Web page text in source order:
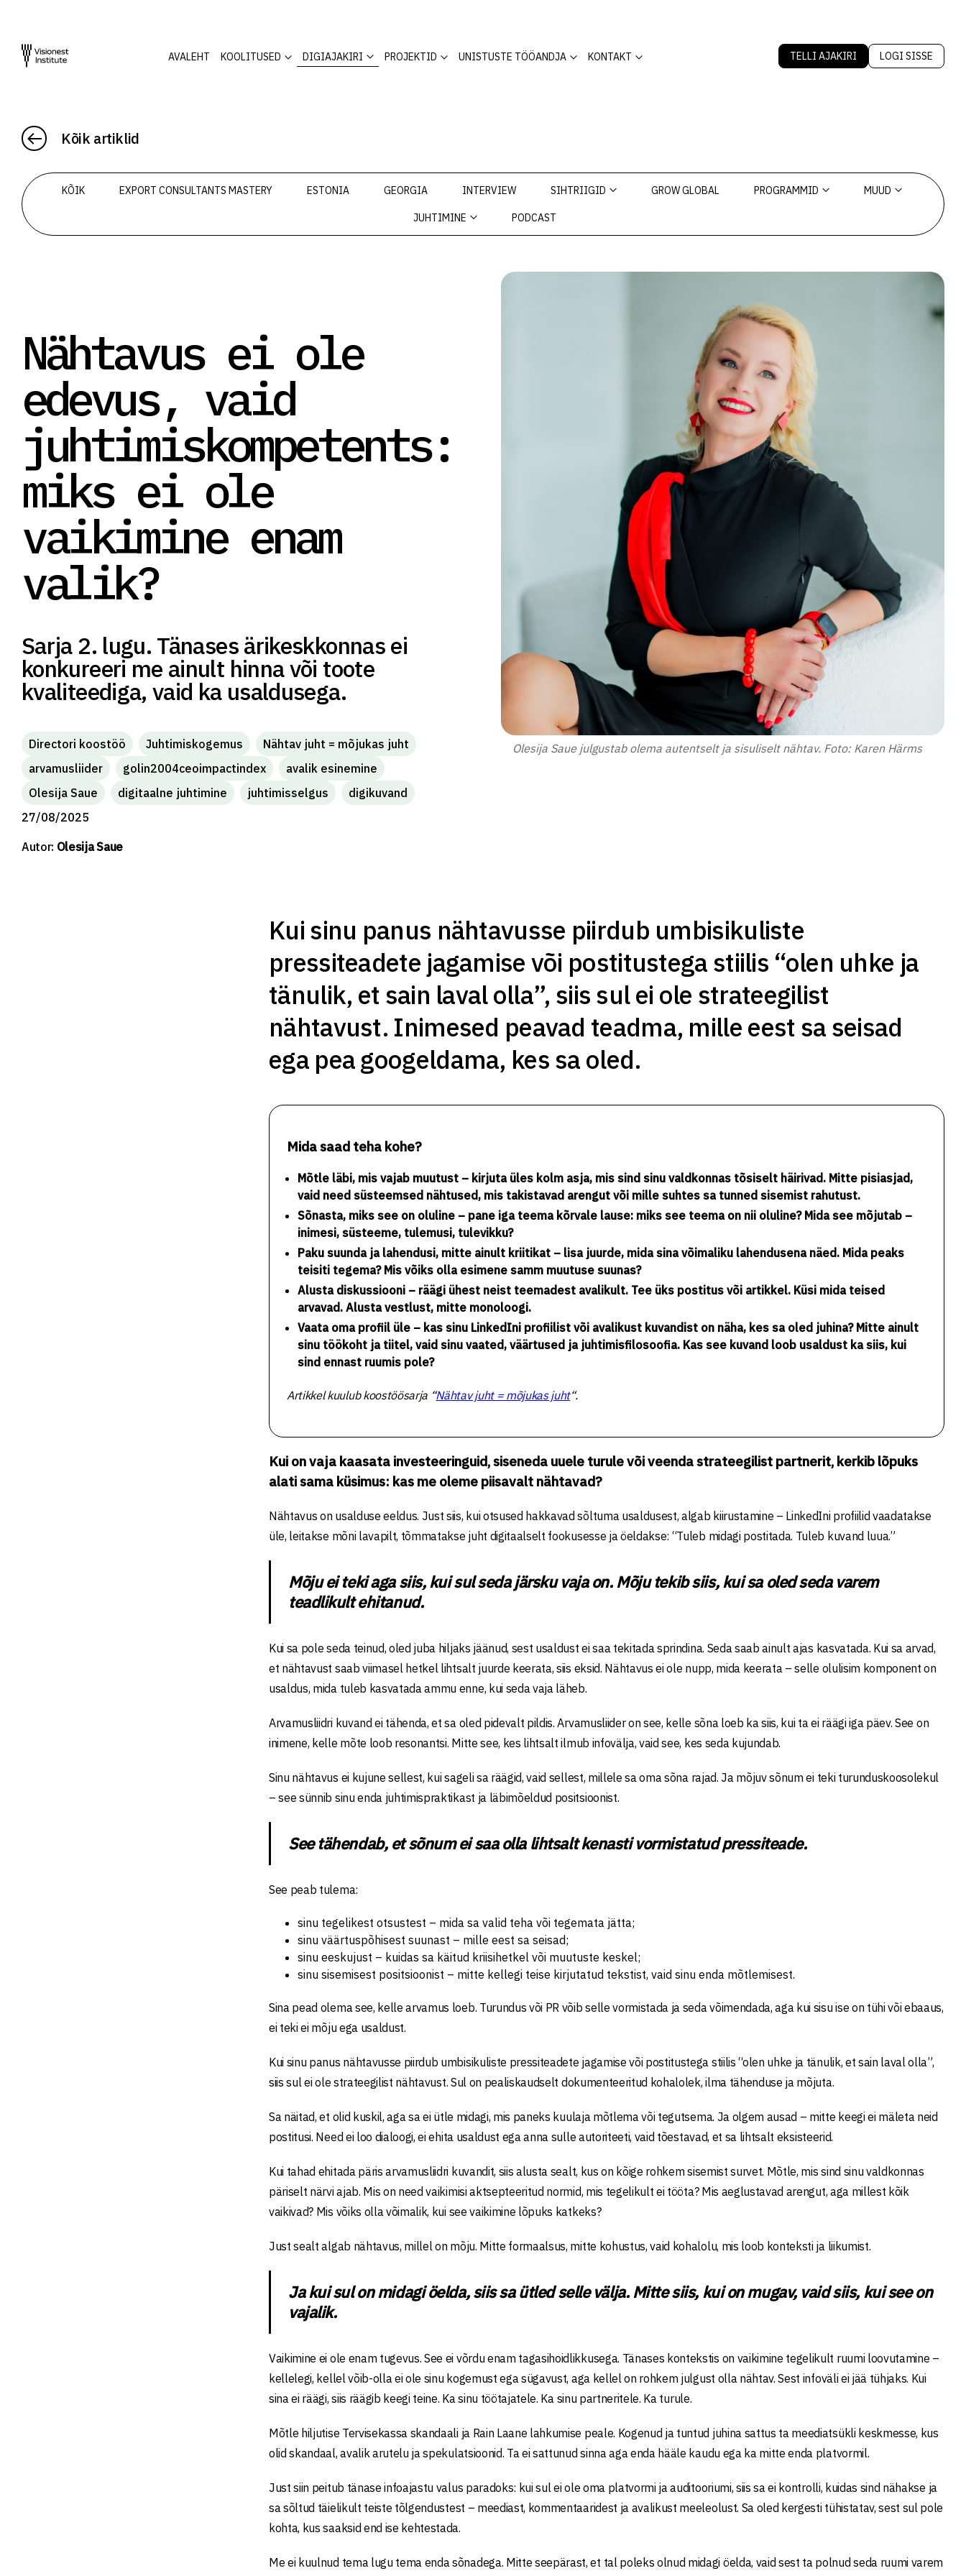
AVALEHT KOOLITUSED DIGIAJAKIRI PROJEKTID UNISTUSTE TÖÖANDJA KONTAKT TELLI AJAKIRI LOGI SISSE
Kõik artiklid
KÕIK EXPORT CONSULTANTS MASTERY ESTONIA GEORGIA INTERVIEW SIHTRIIGID GROW GLOBAL PROGRAMMID MUUD
JUHTIMINE PODCAST
Nähtavus ei ole
edevus, vaid
juhtimiskompetents:
miks ei ole
vaikimine enam
valik?
Sarja 2. lugu. Tänases ärikeskkonnas ei
konkureeri me ainult hinna või toote
kvaliteediga, vaid ka usaldusega.
Directori koostöö Juhtimiskogemus
Nähtav juht = mõjukas juht
arvamusliider
golin2004ceoimpactindex
avalik esinemine
Olesija Saue
digitaalne juhtimine juhtimisselgus
digikuvand
27/08/2025
Autor: Olesija Saue
Olesija Saue julgustab olema autentselt ja sisuliselt nähtav. Foto: Karen Härms
Kui sinu panus nähtavusse piirdub umbisikuliste
pressiteadete jagamise või postitustega stiilis “olen uhke ja
tänulik, et sain laval olla”, siis sul ei ole strateegilist
nähtavust. Inimesed peavad teadma, mille eest sa seisad
ega pea googeldama, kes sa oled.
Mida saad teha kohe?
Mõtle läbi, mis vajab muutust – kirjuta üles kolm asja, mis sind sinu valdkonnas tõsiselt häirivad. Mitte pisiasjad,
vaid need süsteemsed nähtused, mis takistavad arengut või mille suhtes sa tunned sisemist rahutust.
Sõnasta, miks see on oluline – pane iga teema kõrvale lause: miks see teema on nii oluline? Mida see mõjutab –
inimesi, süsteeme, tulemusi, tulevikku?
Paku suunda ja lahendusi, mitte ainult kriitikat – lisa juurde, mida sina võimaliku lahendusena näed. Mida peaks
teisiti tegema? Mis võiks olla esimene samm muutuse suunas?
Alusta diskussiooni – räägi ühest neist teemadest avalikult. Tee üks postitus või artikkel. Küsi mida teised
arvavad. Alusta vestlust, mitte monoloogi.
Vaata oma profiil üle – kas sinu LinkedIni profiilist või avalikust kuvandist on näha, kes sa oled juhina? Mitte ainult
sinu töökoht ja tiitel, vaid sinu vaated, väärtused ja juhtimisfilosoofia. Kas see kuvand loob usaldust ka siis, kui
sind ennast ruumis pole?
Artikkel kuulub koostöösarja “Nähtav juht = mõjukas juht“.
Kui on vaja kaasata investeeringuid, siseneda uuele turule või veenda strateegilist partnerit, kerkib lõpuks
alati sama küsimus: kas me oleme piisavalt nähtavad?
Nähtavus on usalduse eeldus. Just siis, kui otsused hakkavad sõltuma usaldusest, algab kiirustamine – LinkedIni profiilid vaadatakse
üle, leitakse mõni lavapilt, tõmmatakse juht digitaalselt fookusesse ja öeldakse: “Tuleb midagi postitada. Tuleb kuvand luua.”
Mõju ei teki aga siis, kui sul seda järsku vaja on. Mõju tekib siis, kui sa oled seda varem
teadlikult ehitanud.
Kui sa pole seda teinud, oled juba hiljaks jäänud, sest usaldust ei saa tekitada sprindina. Seda saab ainult ajas kasvatada. Kui sa arvad,
et nähtavust saab viimasel hetkel lihtsalt juurde keerata, siis eksid. Nähtavus ei ole nupp, mida keerata – selle olulisim komponent on
usaldus, mida tuleb kasvatada ammu enne, kui seda vaja läheb.
Arvamusliidri kuvand ei tähenda, et sa oled pidevalt pildis. Arvamusliider on see, kelle sõna loeb ka siis, kui ta ei räägi iga päev. See on
inimene, kelle mõte loob resonantsi. Mitte see, kes lihtsalt ilmub infovälja, vaid see, kes seda kujundab.
Sinu nähtavus ei kujune sellest, kui sageli sa räägid, vaid sellest, millele sa oma sõna rajad. Ja mõjuv sõnum ei teki turunduskoosolekul
– see sünnib sinu enda juhtimispraktikast ja läbimõeldud positsioonist.
See tähendab, et sõnum ei saa olla lihtsalt kenasti vormistatud pressiteade.
See peab tulema:
sinu tegelikest otsustest – mida sa valid teha või tegemata jätta;
sinu väärtuspõhisest suunast – mille eest sa seisad;
sinu eeskujust – kuidas sa käitud kriisihetkel või muutuste keskel;
sinu sisemisest positsioonist – mitte kellegi teise kirjutatud tekstist, vaid sinu enda mõtlemisest.
Sina pead olema see, kelle arvamus loeb. Turundus või PR võib selle vormistada ja seda võimendada, aga kui sisu ise on tühi või ebaaus,
ei teki ei mõju ega usaldust.
Kui sinu panus nähtavusse piirdub umbisikuliste pressiteadete jagamise või postitustega stiilis “olen uhke ja tänulik, et sain laval olla”,
siis sul ei ole strateegilist nähtavust. Sul on pealiskaudselt dokumenteeritud kohalolek, ilma tähenduse ja mõjuta.
Sa näitad, et olid kuskil, aga sa ei ütle midagi, mis paneks kuulaja mõtlema või tegutsema. Ja olgem ausad – mitte keegi ei mäleta neid
postitusi. Need ei loo dialoogi, ei ehita usaldust ega anna sulle autoriteeti, vaid tõestavad, et sa lihtsalt eksisteerid.
Kui tahad ehitada päris arvamusliidri kuvandit, siis alusta sealt, kus on kõige rohkem sisemist survet. Mõtle, mis sind sinu valdkonnas
päriselt närvi ajab. Mis on need vaikimisi aktsepteeritud normid, mis tegelikult ei tööta? Mis aeglustavad arengut, aga millest kõik
vaikivad? Mis võiks olla võimalik, kui see vaikimine lõpuks katkeks?
Just sealt algab nähtavus, millel on mõju. Mitte formaalsus, mitte kohustus, vaid kohalolu, mis loob konteksti ja liikumist.
Ja kui sul on midagi öelda, siis sa ütled selle välja. Mitte siis, kui on mugav, vaid siis, kui see on
vajalik.
Vaikimine ei ole enam tugevus. See ei võrdu enam tagasihoidlikkusega. Tänases kontekstis on vaikimine tegelikult ruumi loovutamine –
kellelegi, kellel võib-olla ei ole sinu kogemust ega sügavust, aga kellel on rohkem julgust olla nähtav. Sest infoväli ei jää tühjaks. Kui
sina ei räägi, siis räägib keegi teine. Ka sinu töötajatele. Ka sinu partneritele. Ka turule.
Mõtle hiljutise Tervisekassa skandaali ja Rain Laane lahkumise peale. Kogenud ja tuntud juhina sattus ta meediatsükli keskmesse, kus
olid skandaal, avalik arutelu ja spekulatsioonid. Ta ei sattunud sinna aga enda hääle kaudu ega ka mitte enda platvormil.
Just siin peitub tänase infoajastu valus paradoks: kui sul ei ole oma platvormi ja auditooriumi, siis sa ei kontrolli, kuidas sind nähakse ja
sa sõltud täielikult teiste tõlgendustest – meediast, kommentaaridest ja avalikust meeleolust. Sa oled kergesti tühistatav, sest sul pole
kohta, kus saaksid end ise kehtestada.
Me ei kuulnud tema lugu tema enda sõnadega. Mitte seepärast, et tal poleks olnud midagi öelda, vaid sest ta polnud seda ruumi varem